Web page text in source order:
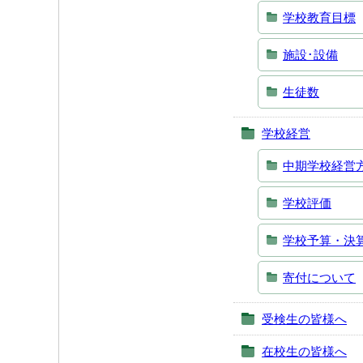
学校教育目標
施設･設備
生徒数
学校経営
中期学校経営
学校評価
学校予算・決
寄付について
受検生の皆様へ
在校生の皆様へ